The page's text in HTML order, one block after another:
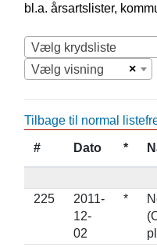
bl.a. årsartslister,
Vælg krydsliste
×
Vælg visning
Tilbage til normal
# Dato *
225
2011-
12-
02
*